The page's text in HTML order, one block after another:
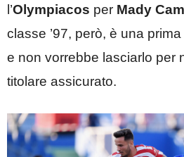
l’Olympiacos per Mady
classe ’97, però, è una
e non vorrebbe lasciarlo per
titolare assicurato.